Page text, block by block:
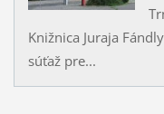
Knižnica Juraja
súťaž pre...